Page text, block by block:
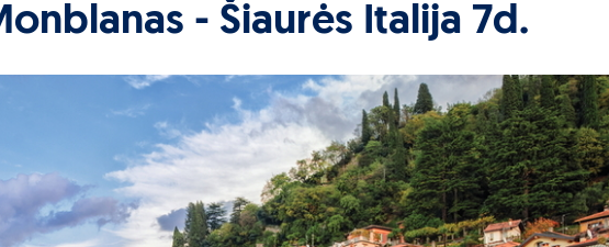
- Šiaurės Italija 7d.